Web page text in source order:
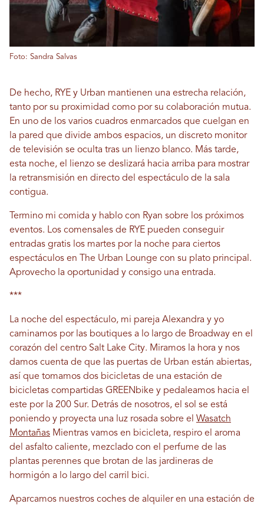
Foto: Sandra Salvas
De hecho, RYE y Urban mantienen una estrecha relación,
tanto por su proximidad como por su colaboración mutua.
En uno de los varios cuadros enmarcados que cuelgan en
la pared que divide ambos espacios, un discreto monitor
de televisión se oculta tras un lienzo blanco. Más tarde,
esta noche, el lienzo se deslizará hacia arriba para mostrar
la retransmisión en directo del espectáculo de la sala
contigua.
Termino mi comida y hablo con Ryan sobre los próximos
eventos. Los comensales de RYE pueden conseguir
entradas gratis los martes por la noche para ciertos
espectáculos en The Urban Lounge con su plato principal.
Aprovecho la oportunidad y consigo una entrada.
***
La noche del espectáculo, mi pareja Alexandra y yo
caminamos por las boutiques a lo largo de Broadway en el
corazón del centro Salt Lake City. Miramos la hora y nos
damos cuenta de que las puertas de Urban están abiertas,
así que tomamos dos bicicletas de una estación de
bicicletas compartidas GREENbike y pedaleamos hacia el
este por la 200 Sur. Detrás de nosotros, el sol se está
poniendo y proyecta una luz rosada sobre el Wasatch
Montañas Mientras vamos en bicicleta, respiro el aroma
del asfalto caliente, mezclado con el perfume de las
plantas perennes que brotan de las jardineras de
hormigón a lo largo del carril bici.
Aparcamos nuestros coches de alquiler en una estación de